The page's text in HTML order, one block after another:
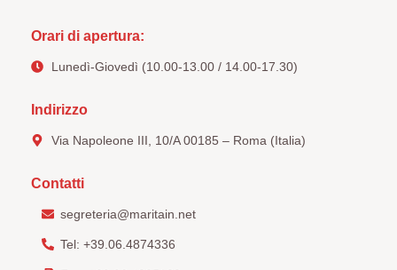
Orari di apertura:
Lunedì-Giovedì (10.00-13.00 / 14.00-17.30)
Indirizzo
Via Napoleone III, 10/A 00185 – Roma (Italia)
Contatti
segreteria@maritain.net
Tel: +39.06.4874336